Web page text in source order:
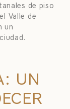
de piso
Valle de
un
UN